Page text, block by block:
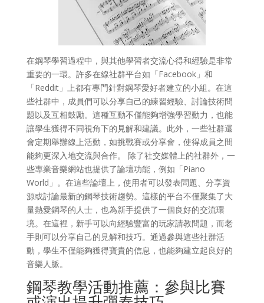
在鋼琴學習過程中，與其他學習者交流心得和經驗是非常
重要的一環。許多在線社群平台如「Facebook」和
「Reddit」上都有專門針對鋼琴愛好者建立的小組。在這
些社群中，成員們可以分享自己的練習經驗、討論技術問
題以及互相鼓勵。這種互動不僅能夠增強學習動力，也能
讓學生獲得不同視角下的見解和建議。此外，一些社群還
會定期舉辦線上活動，如挑戰賽或分享會，使得成員之間
能夠更深入地交流與合作。 除了社交媒體上的社群外，一
些專業音樂網站也提供了論壇功能，例如「Piano
World」。在這些論壇上，使用者可以發表問題、分享資
源或討論最新的鋼琴技術趨勢。這樣的平台不僅聚集了大
量熱愛鋼琴的人士，也為新手提供了一個良好的交流環
境。在這裡，新手可以向經驗豐富的玩家請教問題，而老
手則可以分享自己的見解和技巧。通過參與這些社群活
動，學生不僅能夠獲得寶貴的信息，也能夠建立起良好的
音樂人脈。
鋼琴教學活動推薦：參與比賽